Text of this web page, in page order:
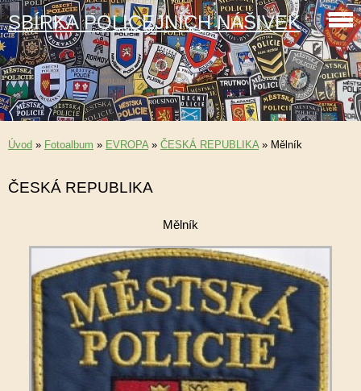
SBÍRKA POLICEJNÍCH NÁŠIVEK
Úvod » Fotoalbum » EVROPA» ČESKÁ REPUBLIKA» Mělník
ČESKÁ REPUBLIKA
Mělník